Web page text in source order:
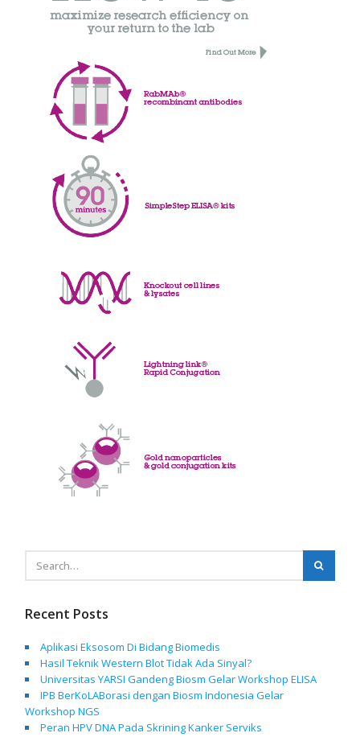
Recent Posts
Aplikasi Eksosom Di Bidang Biomedis
Hasil Teknik Western Blot Tidak Ada Sinyal?
Universitas YARSI Gandeng Biosm Gelar Workshop ELISA
IPB BerKoLABorasi dengan Biosm Indonesia Gelar
Workshop NGS
Peran HPV DNA Pada Skrining Kanker Serviks